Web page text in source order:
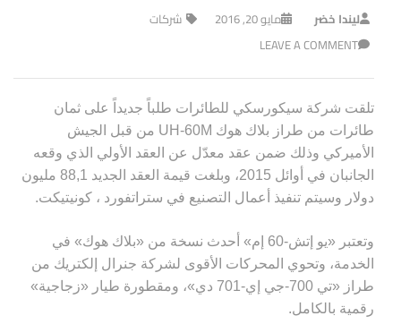
ليندا خضر مايو 20, 2016
شركات
LEAVE A COMMENT
تلقت شركة سيكورسكي للطائرات طلباً جديداً على ثمان
طائرات من طراز بلاك هوك UH-60M من قبل الجيش
الأميركي وذلك ضمن عقد معدّل عن العقد الأولي الذي وقعه
الجانبان في أوائل 2015، وبلغت قيمة العقد الجديد 88,1 مليون
دولار وسيتم تنفيذ أعمال التصنيع في ستراتفورد ، كونيتيكت.
وتعتبر «يو إتش-60 إم» أحدث نسخة من «بلاك هوك» في
الخدمة، وتحوي المحركات الأقوى لشركة جنرال إلكتريك من
طراز «تي 700-جي إي-701 دي»، ومقطورة طيار «زجاجية»
رقمية بالكامل.